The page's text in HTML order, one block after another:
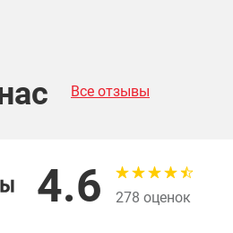
Все отзывы
4.6 278 оценок